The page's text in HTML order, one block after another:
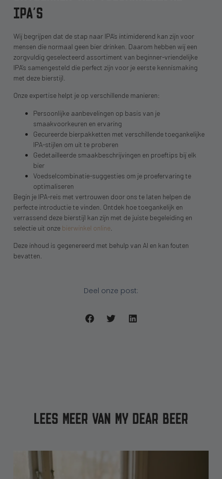
IPA’S
Wij begrijpen dat de stap naar IPA’s intimiderend kan zijn voor
mensen die normaal geen bier drinken. Daarom hebben wij een
zorgvuldig geselecteerd assortiment van beginner-vriendelijke
IPA’s samengesteld die perfect zijn voor je eerste kennismaking
met deze bierstijl.
Onze expertise helpt je op verschillende manieren:
Persoonlijke aanbevelingen op basis van je
smaakvoorkeuren en ervaring
Gecureerde bierpakketten met verschillende toegankelijke
IPA-stijlen om uit te proberen
Gedetailleerde smaakbeschrijvingen en proeftips bij elk
bier
Voedselcombinatie-suggesties om je proefervaring te
optimaliseren
Begin je IPA-reis met vertrouwen door ons te laten helpen de
perfecte introductie te vinden. Ontdek hoe toegankelijk en
verrassend deze bierstijl kan zijn met de juiste begeleiding en
selectie uit onze bierwinkel online.
Deze inhoud is gegenereerd met behulp van AI en kan fouten
bevatten.
Deel onze post:
LEES MEER VAN MY DEAR BEER